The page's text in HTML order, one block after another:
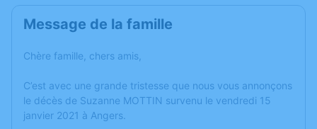
Message de la famille
Chère famille, chers amis,
C’est avec une grande tristesse que nous vous annonçons
le décès de Suzanne MOTTIN survenu le vendredi 15
janvier 2021 à Angers.